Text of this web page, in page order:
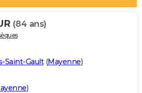
(84 ans)
Saint-Gault(Mayenne)
)